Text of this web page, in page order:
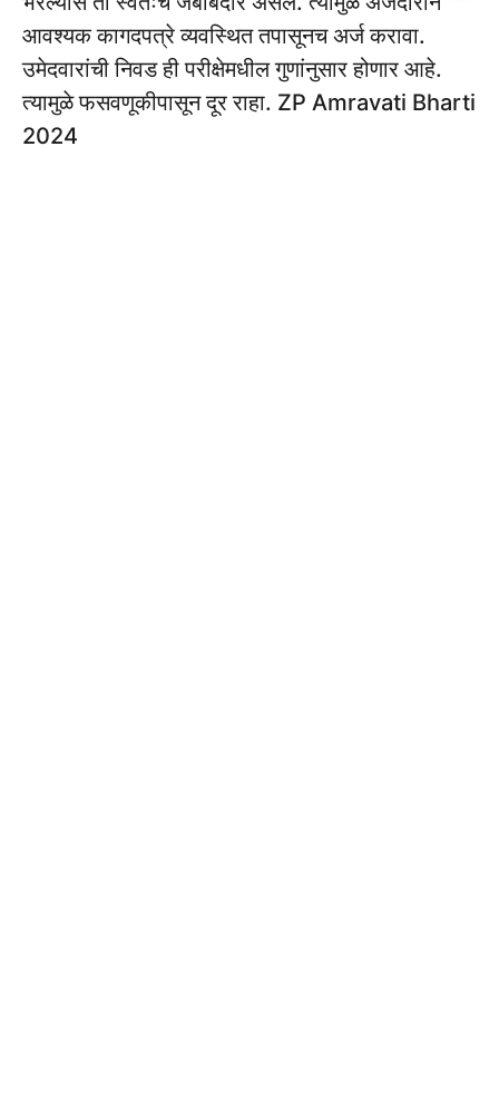
आवश्यक कागदपत्रे व्यवस्थित तपासूनच अर्ज करावा.
उमेदवारांची निवड ही परीक्षेमधील गुणांनुसार होणार आहे.
त्यामुळे फसवणूकीपासून दूर राहा. ZP Amravati Bharti
2024